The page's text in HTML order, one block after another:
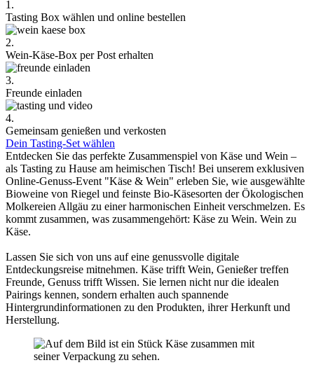
1.
Tasting Box wählen und online bestellen
2.
Wein-Käse-Box per Post erhalten
3.
Freunde einladen
4.
Gemeinsam genießen und verkosten
Dein Tasting-Set wählen
Entdecken Sie das perfekte Zusammenspiel von Käse und Wein –
als Tasting zu Hause am heimischen Tisch! Bei unserem exklusiven
Online-Genuss-Event "Käse & Wein" erleben Sie, wie ausgewählte
Bioweine von Riegel und feinste Bio-Käsesorten der Ökologischen
Molkereien Allgäu zu einer harmonischen Einheit verschmelzen. Es
kommt zusammen, was zusammengehört: Käse zu Wein. Wein zu
Käse.
Lassen Sie sich von uns auf eine genussvolle digitale
Entdeckungsreise mitnehmen. Käse trifft Wein, Genießer treffen
Freunde, Genuss trifft Wissen. Sie lernen nicht nur die idealen
Pairings kennen, sondern erhalten auch spannende
Hintergrundinformationen zu den Produkten, ihrer Herkunft und
Herstellung.